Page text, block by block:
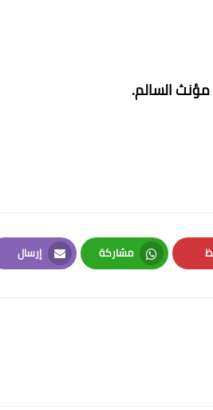
مؤنث السالم.
مشاركة
Whatsapp
إرسال
Email